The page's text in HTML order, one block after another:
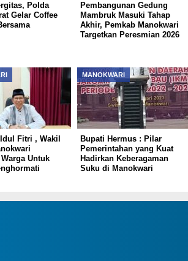
Polda
Gelar Coffee
Pembangunan Gedung
Mambruk Masuki Tahap
Akhir, Pemkab Manokwari
Targetkan Peresmian 2026
Fitri , Wakil
Untuk
MANOKWARI
Bupati Hermus : Pilar
Pemerintahan yang Kuat
Hadirkan Keberagaman
Suku di Manokwari